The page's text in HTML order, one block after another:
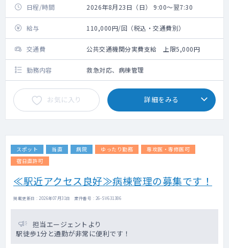
日程/時間 2026年8月23日（日） 9:00～翌7:30
給与 110,000円/回（税込・交通費別）
交通費 公共交通機関分実費支給 上限5,000円
勤務内容 救急対応、病棟管理
お気に入り 詳細をみる
スポット 当直 病院 ゆったり勤務
専攻医・専修医可
宿日直許可
≪駅近アクセス良好≫病棟管理の募集です！
掲載更新日 : 2026年07月31日 案件番号 : 26-SV631386
担当エージェントより
駅徒歩1分と通勤が非常に便利です！